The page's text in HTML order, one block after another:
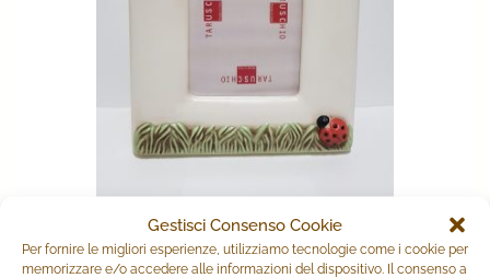
Gestisci Consenso Cookie
Per fornire le migliori esperienze, utilizziamo tecnologie come i cookie per
memorizzare e/o accedere alle informazioni del dispositivo. Il consenso a
PORTAFOTO GIRASOLE COCCINELLA